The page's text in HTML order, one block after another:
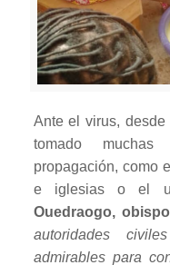
Ante el virus,
tomado
propagación, como
e iglesias o el
Ouedraogo,
autoridades
admirables para